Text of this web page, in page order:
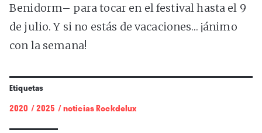
Benidorm– para tocar en el festival hasta el 9
de julio. Y si no estás de vacaciones… ¡ánimo
con la semana!
Etiquetas
2020 /2025 /noticias Rockdelux